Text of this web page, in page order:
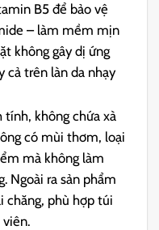
B5 để bảo vệ
– làm mềm mịn
không gây dị ứng
cả trên làn da nhạy
tính, không chứa xà
có mùi thơm, loại
mà không làm
Ngoài ra sản phẩm
chăng, phù hợp túi